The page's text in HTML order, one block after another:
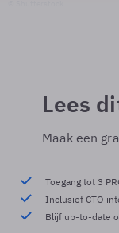
Lees
Maak een
Toegang tot 3
Inclusief CTO
Blijf up-to-date